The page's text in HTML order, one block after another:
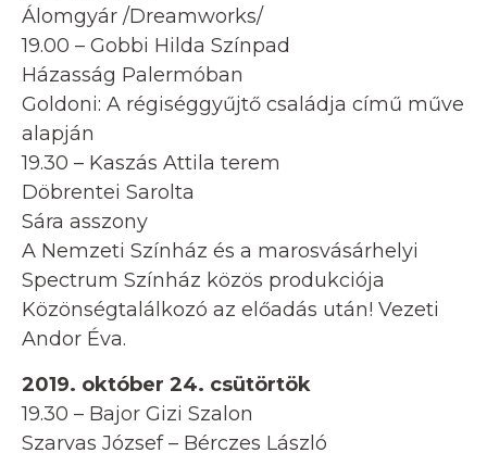
Álomgyár /Dreamworks/
19.00 – Gobbi Hilda Színpad
Házasság Palermóban
Goldoni: A régiséggyűjtő családja című műve
alapján
19.30 – Kaszás Attila terem
Döbrentei Sarolta
Sára asszony
A Nemzeti Színház és a marosvásárhelyi
Spectrum Színház közös produkciója
Közönségtalálkozó az előadás után! Vezeti
Andor Éva.
2019. október 24. csütörtök
19.30 – Bajor Gizi Szalon
Szarvas József – Bérczes László